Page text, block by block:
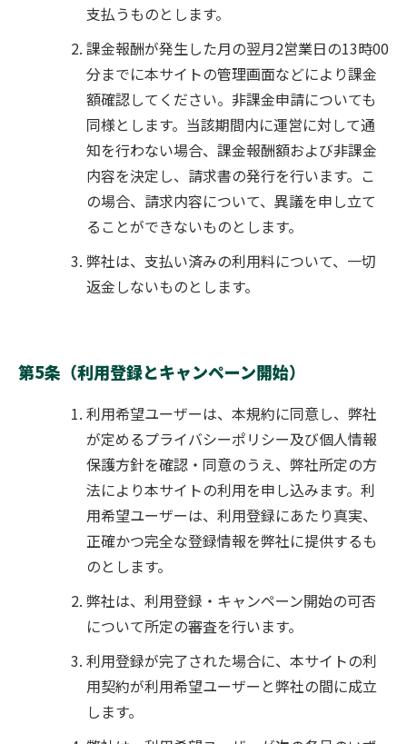
支払うものとします。
課金報酬が発生した月の翌月2営業日の13時00
分までに本サイトの管理画面などにより課金
額確認してください。非課金申請についても
同様とします。当該期間内に運営に対して通
知を行わない場合、課金報酬額および非課金
内容を決定し、請求書の発行を行います。こ
の場合、請求内容について、異議を申し立て
ることができないものとします。
弊社は、支払い済みの利用料について、一切
返金しないものとします。
第5条（利用登録とキャンペーン開始）
利用希望ユーザーは、本規約に同意し、弊社
が定めるプライバシーポリシー及び個人情報
保護方針を確認・同意のうえ、弊社所定の方
法により本サイトの利用を申し込みます。利
用希望ユーザーは、利用登録にあたり真実、
正確かつ完全な登録情報を弊社に提供するも
のとします。
弊社は、利用登録・キャンペーン開始の可否
について所定の審査を行います。
利用登録が完了された場合に、本サイトの利
用契約が利用希望ユーザーと弊社の間に成立
します。